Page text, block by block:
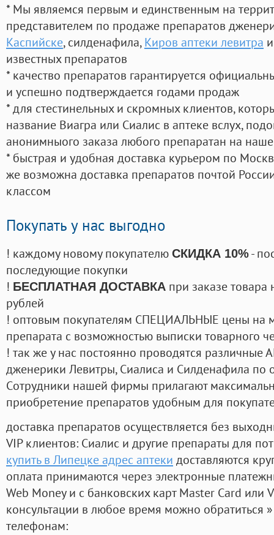
* Мы являемся первым и единственным на
представителем по продаже препаратов
Каспийске, силденафила, Киров аптеки левитра
известных препаратов
* качество препаратов гарантируется
и успешно подтверждается годами продаж
* для стестинельных и скромных клиентов,
название Виагра или Сиалис в аптеке вслух,
анонимныого заказа любого препаратан на
* быстрая и удобная доставка курьером по
же возможна доставка препаратов почтой
классом
Покупать у нас выгодно
! каждому новому покупателю СКИДКА 10%-
последующие покупки
! БЕСПЛАТНАЯ ДОСТАВКА при заказе
рублей
! оптовым покупателям СПЕЦИАЛЬНЫЕ цены на
препарата с возможностью выписки товарного
! так же у нас постоянно проводятся
дженерики Левитры, Сиалиса и Силденафила по
Cотрудники нашей фирмы прилагают
приобретение препаратов удобным для
доставка препаратов осуществляется без
VIP клиентов: Сиалис и другие препараты для
купить в Липецке адрес аптеки доставляются
оплата принимаются через электронные
Web Money и с банковских карт Master Card или
консультации в любое время можно обратиться
телефонам: